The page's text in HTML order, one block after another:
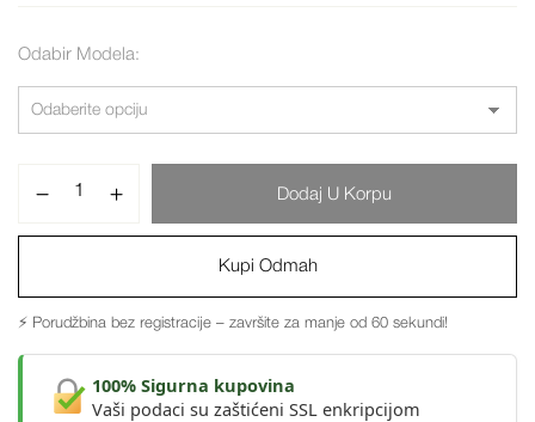
Odabir Modela
Dodaj U Korpu
Kupi Odmah
⚡ Porudžbina bez registracije – završite za manje od 60 sekundi!
100% Sigurna kupovina
Vaši podaci su zaštićeni SSL enkripcijom